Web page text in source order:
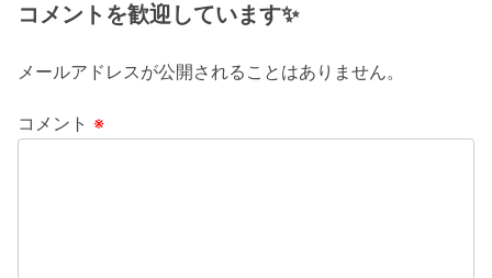
コメントを歓迎しています✨
メールアドレスが公開されることはありません。
コメント ※